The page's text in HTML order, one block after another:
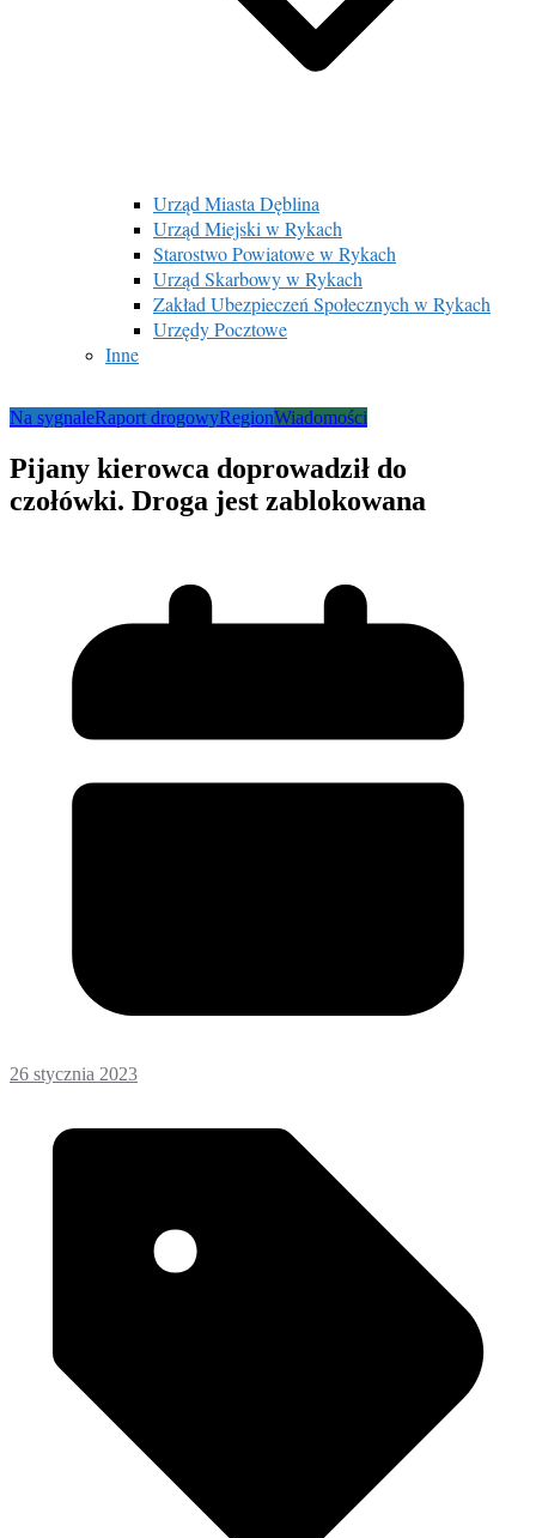
Urząd Miasta Dęblina
Urząd Miejski w Rykach
Starostwo Powiatowe w Rykach
Urząd Skarbowy w Rykach
Zakład Ubezpieczeń Społecznych w Rykach
Urzędy Pocztowe
Inne
Na sygnaleRaport drogowyRegionWiadomości
Pijany kierowca doprowadził do
czołówki. Droga jest zablokowana
26 stycznia 2023